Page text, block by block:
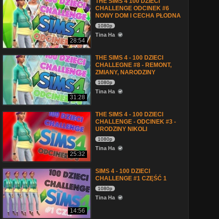
28:54
CHALLENGE ODCINEK #6
NOWY DOM I CECHA PŁODNA
1080p
Tina Ha
31:28
THE SIMS 4 - 100 DZIECI
CHALLEGNE #8 - REMONT,
ZMIANY, NARODZINY
1080p
Tina Ha
25:32
THE SIMS 4 - 100 DZIECI
CHALLENGE - ODCINEK #3 -
URODZINY NIKOLI
1080p
Tina Ha
14:56
SIMS 4 - 100 DZIECI
CHALLENGE #1 CZĘŚĆ 1
1080p
Tina Ha